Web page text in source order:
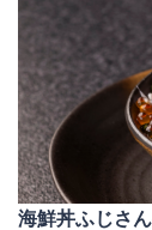
海鮮丼ふじさ